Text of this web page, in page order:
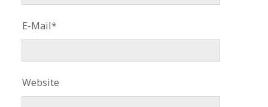
E-Mail*
Website